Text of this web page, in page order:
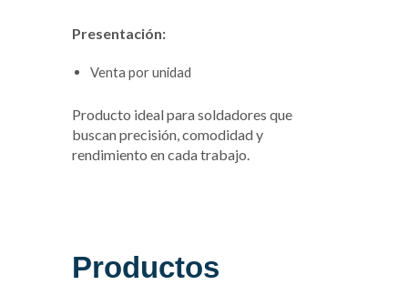
Presentación:
Venta por unidad
Producto ideal para soldadores que
buscan precisión, comodidad y
rendimiento en cada trabajo.
Productos